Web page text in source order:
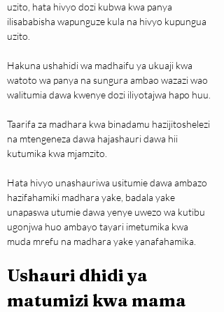
uzito, hata hivyo dozi kubwa kwa panya
ilisababisha wapunguze kula na hivyo kupungua
uzito.
Hakuna ushahidi wa madhaifu ya ukuaji kwa
watoto wa panya na sungura ambao wazazi wao
walitumia dawa kwenye dozi iliyotajwa hapo huu.
Taarifa za madhara kwa binadamu hazijitoshelezi
na mtengeneza dawa hajashauri dawa hii
kutumika kwa mjamzito.
Hata hivyo unashauriwa usitumie dawa ambazo
hazifahamiki madhara yake, badala yake
unapaswa utumie dawa yenye uwezo wa kutibu
ugonjwa huo ambayo tayari imetumika kwa
muda mrefu na madhara yake yanafahamika.
Ushauri dhidi ya
matumizi kwa mama